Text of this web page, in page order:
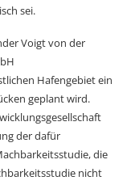
sei.
Voigt von der
Hafengebiet ein
geplant wird.
der dafür
die
nicht